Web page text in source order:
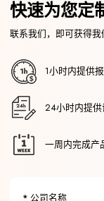
快速为您定
联系我们，即可获得我
1小时内提供
24小时内提
一周内完成产
公司名称